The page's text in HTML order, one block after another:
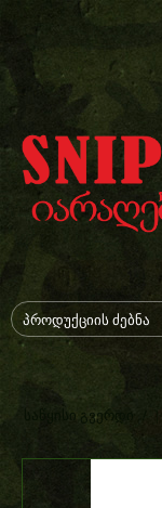
საწყისი გვერდი